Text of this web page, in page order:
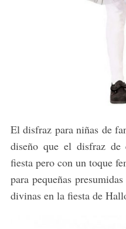
El disfraz para niñas de
diseño que el disfraz de
fiesta pero con un toque
para pequeñas
divinas en la fiesta de